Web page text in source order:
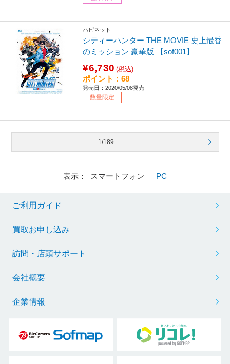
ハピネット
シティーハンター THE MOVIE 史上最香
のミッション 豪華版 【sof001】
¥6,730 (税込)
ポイント：68
発売日：2020/05/08発売
数量限定
1/189
表示： スマートフォン ｜ PC
ご利用ガイド
買取お申し込み
訪問・店頭サポート
会社概要
企業情報